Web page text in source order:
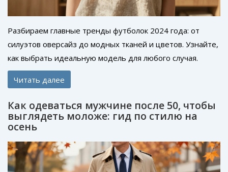
Разбираем главные тренды футболок 2024 года: от
силуэтов оверсайз до модных тканей и цветов. Узнайте,
как выбрать идеальную модель для любого случая.
Читать далее
Как одеваться мужчине после 50, чтобы
выглядеть моложе: гид по стилю на
осень